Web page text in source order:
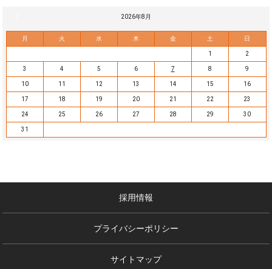
2026年8月
月 火 水 木 金 土 日
1 2
3 4 5 6 7 8 9
10 11 12 13 14 15 16
17 18 19 20 21 22 23
24 25 26 27 28 29 30
31
採用情報
プライバシーポリシー
サイトマップ